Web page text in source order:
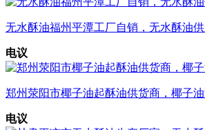
无水酥油福州平潭工厂自销，无水酥油
电议
郑州荥阳市椰子油起酥油供货商，椰子
电议